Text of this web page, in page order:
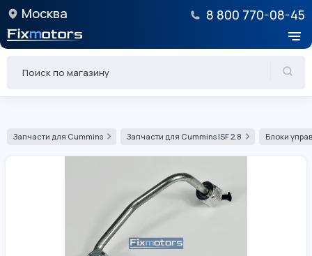
Москва 8 800 770-08-45
Запчасти для Cummins Запчасти для Cummins ISF 2.8 Блоки